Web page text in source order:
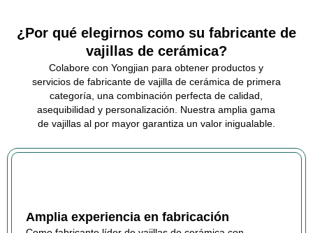
¿Por qué elegirnos como su fabricante de
vajillas de cerámica?
Colabore con Yongjian para obtener productos y
servicios de fabricante de vajilla de cerámica de primera
categoría, una combinación perfecta de calidad,
asequibilidad y personalización. Nuestra amplia gama
de vajillas al por mayor garantiza un valor inigualable.
Amplia experiencia en fabricación